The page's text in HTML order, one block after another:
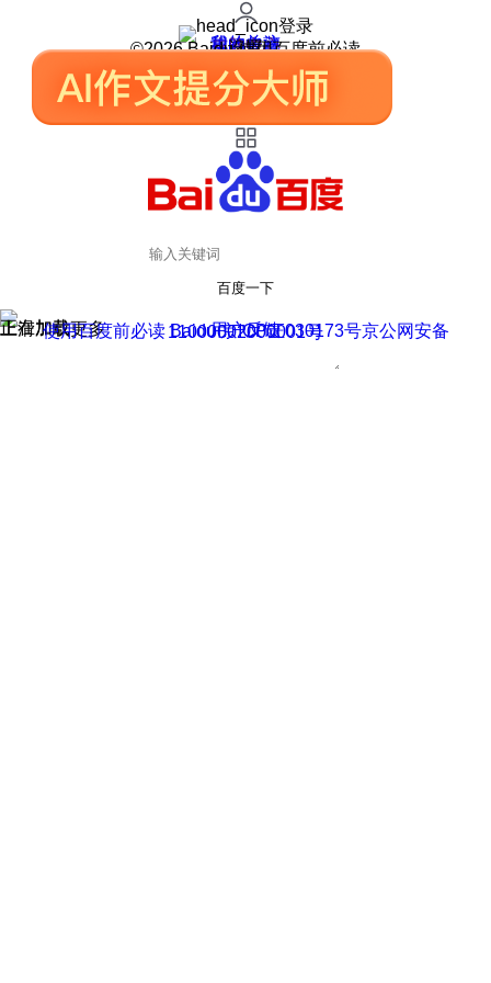
登录
我的关注
我的收藏
皮肤中心
用户反馈
设置
©2026 Baidu 使用百度前必读
百度一下
正在加载
上滑加载更多 用户反馈
使用百度前必读 Baidu 京ICP证030173号
京公网安备11000002000001号